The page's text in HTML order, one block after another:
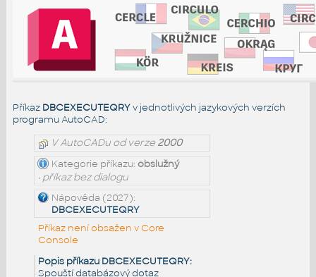
Příkaz DBCEXECUTEQRYv jednotlivých jazykových verzích
programu AutoCAD:
V AutoCADu od verze2000
Kategorie příkazu: obslužný
• příkaz bez dialogu
Nápověda (2027):
DBCEXECUTEQRY
Příkaz není obsažen v Core
Console
Popis příkazu DBCEXECUTEQRY:
Spouští databázový dotaz